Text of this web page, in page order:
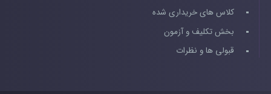
کلاس های خریداری شده
بخش تکلیف و آزمون
قبولی ها و نظرات